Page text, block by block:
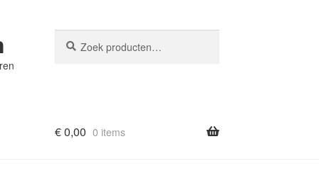
naar:
€0,00 0 items